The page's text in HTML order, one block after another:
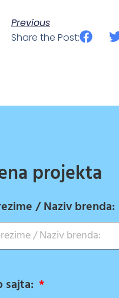
Previous
Share the Post:
projekta
/ Naziv brenda:
sajta: